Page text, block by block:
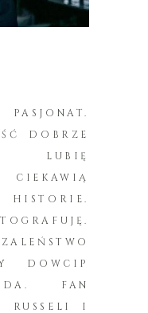
DOBRZE
LUBIĘ
CIEKAWIĄ
DOWCIP
FAN
RUSSELI I